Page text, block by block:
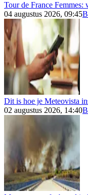
Tour de France Femmes:
04 augustus 2026, 09:45
Dit is hoe je Meteovista
02 augustus 2026, 14:40